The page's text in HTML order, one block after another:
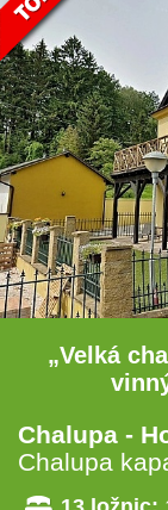
„Velká
Chalupa -
Chalupa